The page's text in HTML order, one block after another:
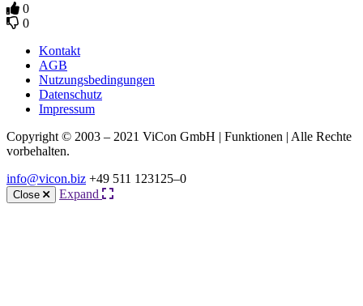
0
0
Kontakt
AGB
Nutzungsbedingungen
Datenschutz
Impressum
Copyright © 2003 – 2021 ViCon GmbH | Funktionen | Alle Rechte
vorbehalten.
info@vicon.biz +49 511 123125–0
Close Expand